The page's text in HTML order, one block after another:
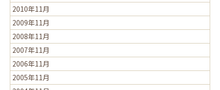
2010年11月
2009年11月
2008年11月
2007年11月
2006年11月
2005年11月